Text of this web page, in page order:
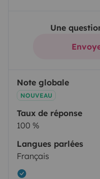
Une
Note globale
NOUVEAU
Taux de réponse
100 %
Langues parlées
Français